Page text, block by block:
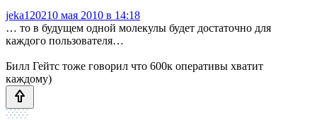
jeka120210 мая 2010 в 14:18
… то в будущем одной молекулы будет достаточно для
каждого пользователя…
Билл Гейтс тоже говорил что 600к оперативы хватит
каждому)